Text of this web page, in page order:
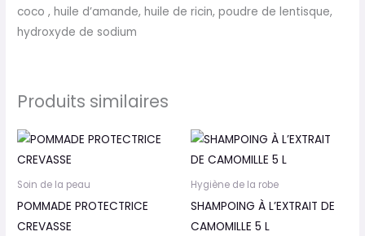
coco , huile d’amande, huile de ricin, poudre de lentisque,
hydroxyde de sodium
Produits similaires
Soin de la peau
POMMADE PROTECTRICE
CREVASSE
Hygiène de la robe
SHAMPOING À L’EXTRAIT DE
CAMOMILLE 5 L